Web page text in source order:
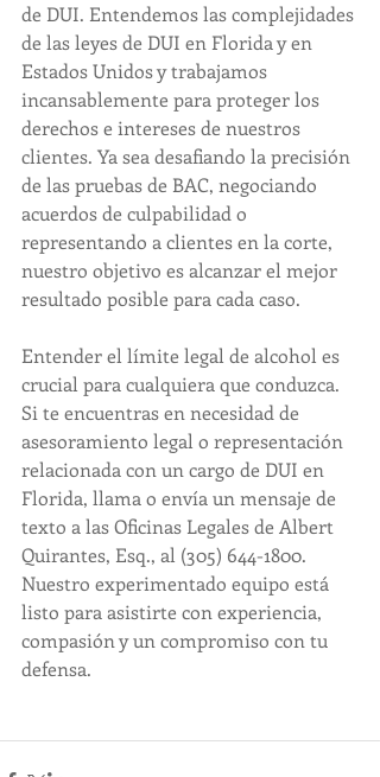
de DUI. Entendemos las complejidades
de las leyes de DUI en Florida y en
Estados Unidos y trabajamos
incansablemente para proteger los
derechos e intereses de nuestros
clientes. Ya sea desafiando la precisión
de las pruebas de BAC, negociando
acuerdos de culpabilidad o
representando a clientes en la corte,
nuestro objetivo es alcanzar el mejor
resultado posible para cada caso.
Entender el límite legal de alcohol es
crucial para cualquiera que conduzca.
Si te encuentras en necesidad de
asesoramiento legal o representación
relacionada con un cargo de DUI en
Florida, llama o envía un mensaje de
texto a las Oficinas Legales de Albert
Quirantes, Esq., al (305) 644-1800.
Nuestro experimentado equipo está
listo para asistirte con experiencia,
compasión y un compromiso con tu
defensa.